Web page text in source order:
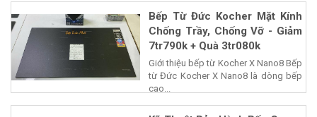
Bếp Từ Đức Kocher Mặt Kính
Chống Trầy, Chống Vỡ - Giảm
7tr790k + Quà 3tr080k
Giới thiệu bếp từ Kocher X Nano8 Bếp
từ Đức Kocher X Nano8 là dòng bếp
cao...